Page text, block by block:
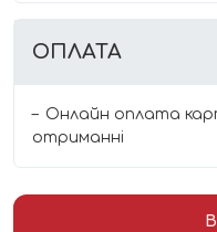
ОПЛАТА
Онлайн оплата
отриманні